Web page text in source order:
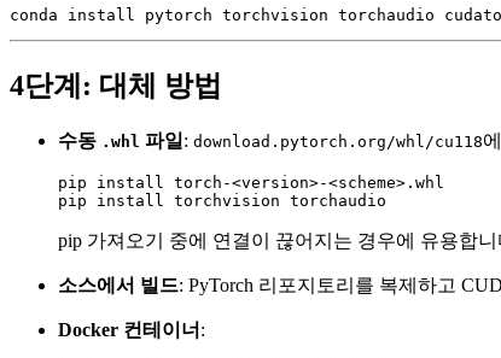
4단계: 대체 방법
수동 .whl 파일 : download.pytorch.org/whl/cu118
pip install torch‑<version>‑<scheme>.whl
pip 가져오기 중에 연결이 끊어지는 경우에 유용합니
소스에서 빌드: PyTorch 리포지토리를 복제하고
Docker 컨테이너 :